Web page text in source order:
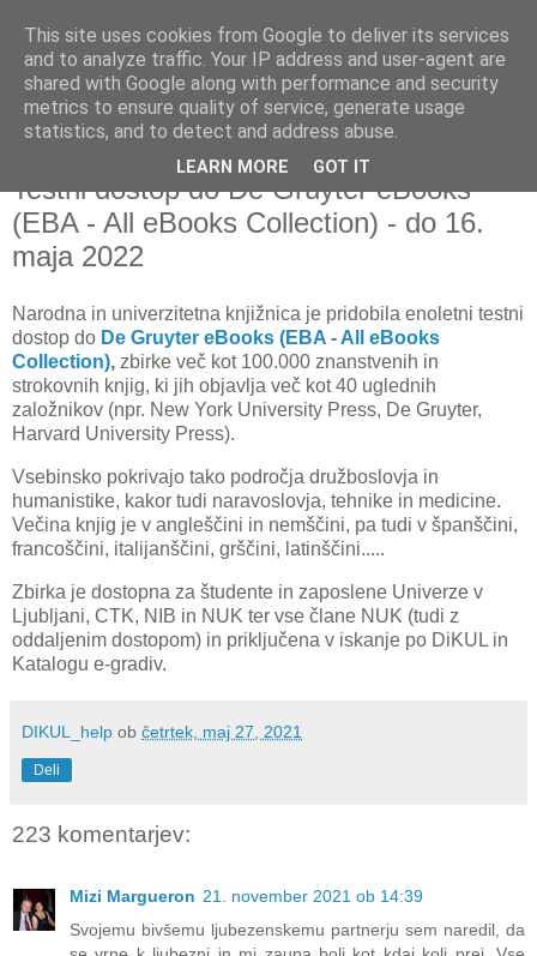
četrtek, 27. maj 2021
Testni dostop do De Gruyter eBooks
(EBA - All eBooks Collection) - do 16.
maja 2022
Narodna in univerzitetna knjižnica je pridobila enoletni testni
dostop do De Gruyter eBooks (EBA - All eBooks
Collection), zbirke več kot 100.000 znanstvenih in
strokovnih knjig, ki jih objavlja več kot 40 uglednih
založnikov (npr. New York University Press, De Gruyter,
Harvard University Press).
Vsebinsko pokrivajo tako področja družboslovja in
humanistike, kakor tudi naravoslovja, tehnike in medicine.
Večina knjig je v angleščini in nemščini, pa tudi v španščini,
francoščini, italijanščini, grščini, latinščini.....
Zbirka je dostopna za študente in zaposlene Univerze v
Ljubljani, CTK, NIB in NUK ter vse člane NUK (tudi z
oddaljenim dostopom) in priključena v iskanje po DiKUL in
Katalogu e-gradiv.
DIKUL_help ob četrtek, maj 27, 2021
Deli
223 komentarjev:
Mizi Margueron 21. november 2021 ob 14:39
Svojemu bivšemu ljubezenskemu partnerju sem naredil, da
This site uses cookies from Google to deliver its services
and to analyze traffic. Your IP address and user-agent are
shared with Google along with performance and security
metrics to ensure quality of service, generate usage
statistics, and to detect and address abuse.
LEARN MORE GOT IT